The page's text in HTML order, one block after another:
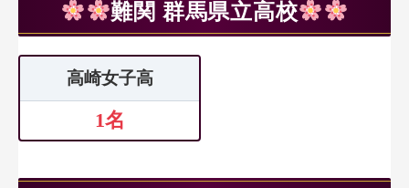
難関 群馬県立高校
高崎女子高
1名